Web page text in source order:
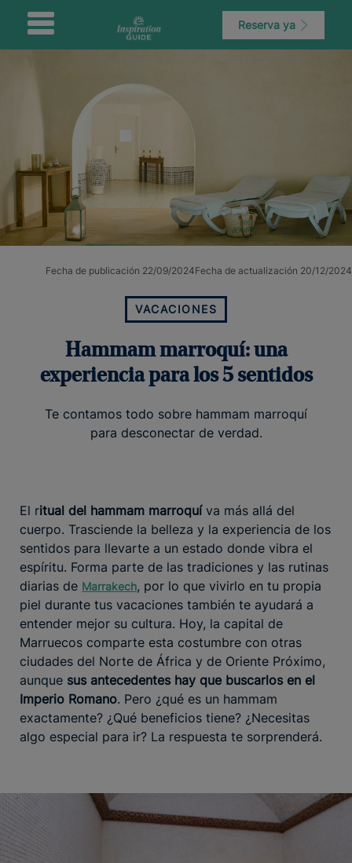
Reserva ya
Fecha de publicación 22/09/2024Fecha de actualización 20/12/2024
VACACIONES
Hammam marroquí: una
experiencia para los 5 sentidos
Te contamos todo sobre hammam marroquí
para desconectar de verdad.
El ritual del hammam marroquíva más allá del
cuerpo. Trasciende la belleza y la experiencia de los
sentidos para llevarte a un estado donde vibra el
espíritu. Forma parte de las tradiciones y las rutinas
diarias de Marrakech, por lo que vivirlo en tu propia
piel durante tus vacaciones también te ayudará a
entender mejor su cultura. Hoy, la capital de
Marruecos comparte esta costumbre con otras
ciudades del Norte de África y de Oriente Próximo,
aunque sus antecedentes hay que buscarlos en el
Imperio Romano. Pero ¿qué es un hammam
exactamente? ¿Qué beneficios tiene? ¿Necesitas
algo especial para ir? La respuesta te sorprenderá.